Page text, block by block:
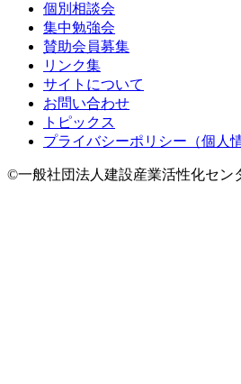
個別相談会
集中勉強会
賛助会員募集
リンク集
サイトについて
お問い合わせ
トピックス
プライバシーポリシー（個人
©一般社団法人建設産業活性化セン